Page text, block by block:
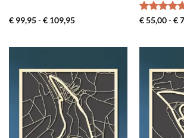
€99,95 - €109,95Prijsklasse:
€55,00 - €